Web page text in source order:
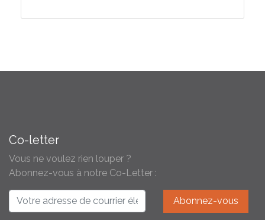
Co-letter
Vous ne voulez rien louper ?
Abonnez-vous à notre Co-Letter :